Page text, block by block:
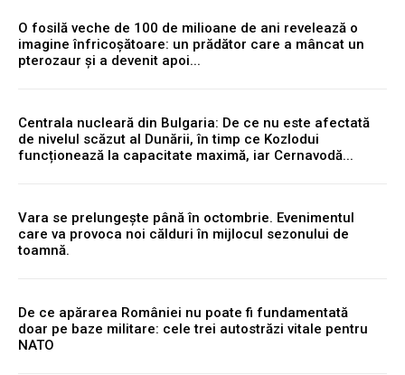
O fosilă veche de 100 de milioane de ani revelează o
imagine înfricoșătoare: un prădător care a mâncat un
pterozaur și a devenit apoi...
Centrala nucleară din Bulgaria: De ce nu este afectată
de nivelul scăzut al Dunării, în timp ce Kozlodui
funcționează la capacitate maximă, iar Cernavodă...
Vara se prelungește până în octombrie. Evenimentul
care va provoca noi călduri în mijlocul sezonului de
toamnă.
De ce apărarea României nu poate fi fundamentată
doar pe baze militare: cele trei autostrăzi vitale pentru
NATO